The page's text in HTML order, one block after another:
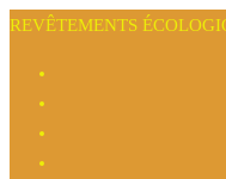
REVÊTEMENTS